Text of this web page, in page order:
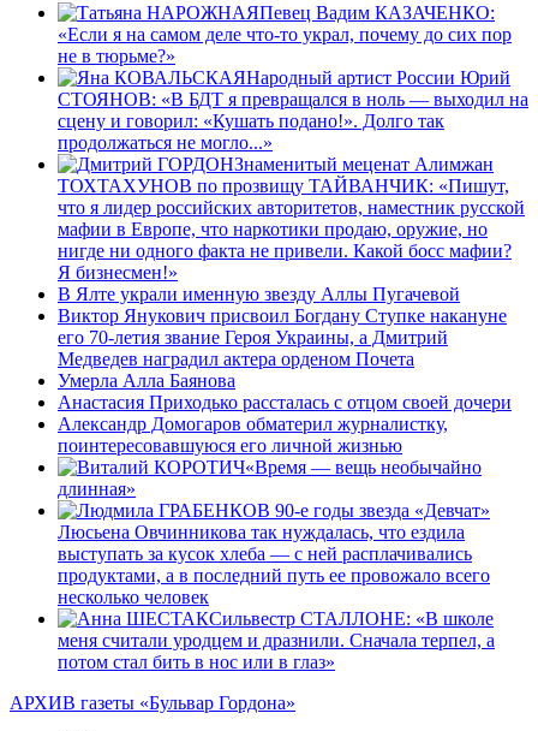
Певец Вадим КАЗАЧЕНКО:
«Если я на самом деле что-то украл, почему до сих пор
не в тюрьме?»
Народный артист России Юрий
СТОЯНОВ: «В БДТ я превращался в ноль — выходил на
сцену и говорил: «Кушать подано!». Долго так
продолжаться не могло...»
Знаменитый меценат Алимжан
ТОХТАХУНОВ по прозвищу ТАЙВАНЧИК: «Пишут,
что я лидер российских авторитетов, наместник русской
мафии в Европе, что наркотики продаю, оружие, но
нигде ни одного факта не привели. Какой босс мафии?
Я бизнесмен!»
В Ялте украли именную звезду Аллы Пугачевой
Виктор Янукович присвоил Богдану Ступке накануне
его 70-летия звание Героя Украины, а Дмитрий
Медведев наградил актера орденом Почета
Умерла Алла Баянова
Анастасия Приходько рассталась с отцом своей дочери
Александр Домогаров обматерил журналистку,
поинтересовавшуюся его личной жизнью
«Время — вещь необычайно
длинная»
В 90-е годы звезда «Девчат»
Люсьена Овчинникова так нуждалась, что ездила
выступать за кусок хлеба — с ней расплачивались
продуктами, а в последний путь ее провожало всего
несколько человек
Сильвестр СТАЛЛОНЕ: «В школе
меня считали уродцем и дразнили. Сначала терпел, а
потом стал бить в нос или в глаз»
АРХИВ газеты «Бульвар Гордона»